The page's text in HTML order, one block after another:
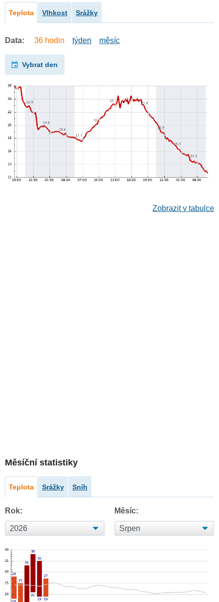
Teplota Vlhkost Srážky
Data: 36 hodin týden měsíc
Vybrat den
Zobrazit v tabulce
Měsíční statistiky
Teplota Srážky Sníh
Rok: Měsíc: